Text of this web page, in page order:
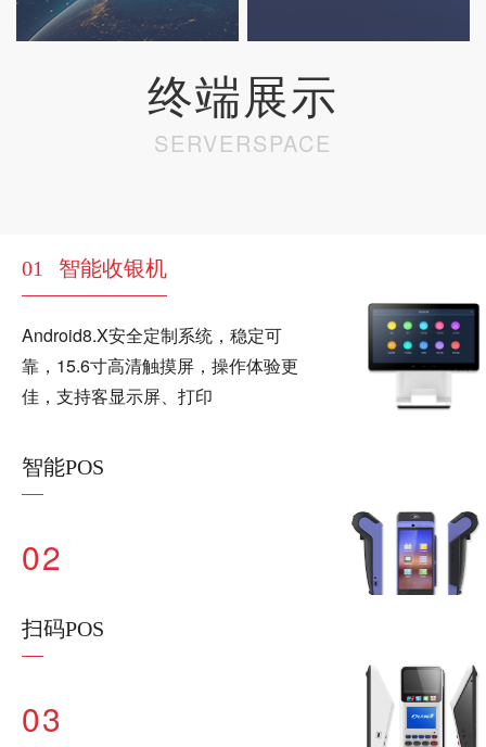
终端展示
SERVERSPACE
01 智能收银机
Android8.X安全定制系统，稳定可
靠，15.6寸高清触摸屏，操作体验更
佳，支持客显示屏、打印
智能POS
02
扫码POS
03